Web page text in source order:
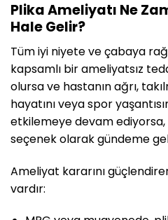
Plika Ameliyatı Ne
Hale Gelir?
Tüm iyi niyete ve çabaya
kapsamlı bir ameliyatsız
olursa ve hastanın ağrı,
hayatını veya spor
etkilemeye devam
seçenek olarak gündeme
Ameliyat kararını
vardır: